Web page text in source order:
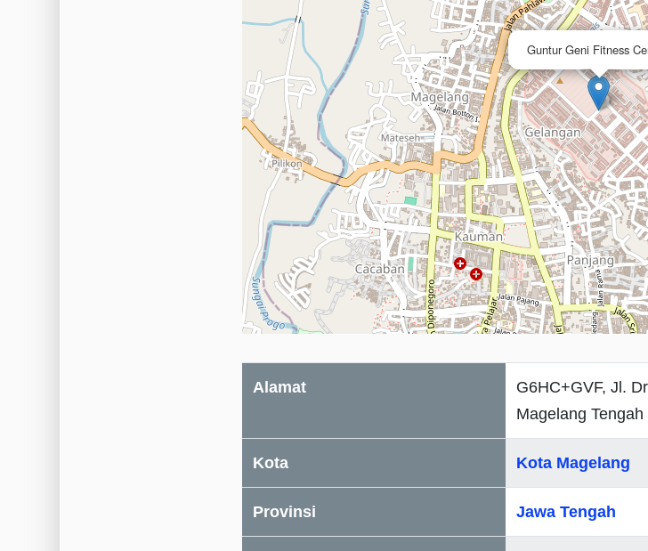
Guntur Geni Fitness
Alamat
G6HC+GVF, Jl.
Magelang Tengah
Kota Kota Magelang
Provinsi Jawa Tengah